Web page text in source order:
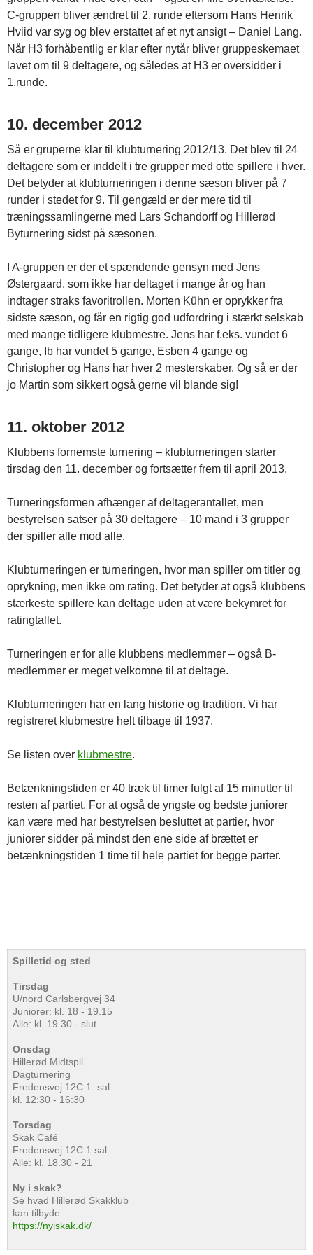
C-gruppen bliver ændret til 2. runde eftersom Hans Henrik
Hviid var syg og blev erstattet af et nyt ansigt – Daniel Lang.
Når H3 forhåbentlig er klar efter nytår bliver gruppeskemaet
lavet om til 9 deltagere, og således at H3 er oversidder i
1.runde.
10. december 2012
Så er gruperne klar til klubturnering 2012/13. Det blev til 24
deltagere som er inddelt i tre grupper med otte spillere i hver.
Det betyder at klubturneringen i denne sæson bliver på 7
runder i stedet for 9. Til gengæld er der mere tid til
træningssamlingerne med Lars Schandorff og Hillerød
Byturnering sidst på sæsonen.
I A-gruppen er der et spændende gensyn med Jens
Østergaard, som ikke har deltaget i mange år og han
indtager straks favoritrollen. Morten Kühn er oprykker fra
sidste sæson, og får en rigtig god udfordring i stærkt selskab
med mange tidligere klubmestre. Jens har f.eks. vundet 6
gange, Ib har vundet 5 gange, Esben 4 gange og
Christopher og Hans har hver 2 mesterskaber. Og så er der
jo Martin som sikkert også gerne vil blande sig!
11. oktober 2012
Klubbens fornemste turnering – klubturneringen starter
tirsdag den 11. december og fortsætter frem til april 2013.
Turneringsformen afhænger af deltagerantallet, men
bestyrelsen satser på 30 deltagere – 10 mand i 3 grupper
der spiller alle mod alle.
Klubturneringen er turneringen, hvor man spiller om titler og
oprykning, men ikke om rating. Det betyder at også klubbens
stærkeste spillere kan deltage uden at være bekymret for
ratingtallet.
Turneringen er for alle klubbens medlemmer – også B-
medlemmer er meget velkomne til at deltage.
Klubturneringen har en lang historie og tradition. Vi har
registreret klubmestre helt tilbage til 1937.
Se listen over klubmestre.
Betænkningstiden er 40 træk til timer fulgt af 15 minutter til
resten af partiet. For at også de yngste og bedste juniorer
kan være med har bestyrelsen besluttet at partier, hvor
juniorer sidder på mindst den ene side af brættet er
betænkningstiden 1 time til hele partiet for begge parter.
Spilletid og sted
Tirsdag
U/nord Carlsbergvej 34
Juniorer: kl. 18 - 19.15
Alle: kl. 19.30 - slut
Onsdag
Hillerød Midtspil
Dagturnering
Fredensvej 12C 1. sal
kl. 12:30 - 16:30
Torsdag
Skak Café
Fredensvej 12C 1.sal
Alle: kl. 18.30 - 21
Ny i skak?
Se hvad Hillerød Skakklub
kan tilbyde:
https://nyiskak.dk/